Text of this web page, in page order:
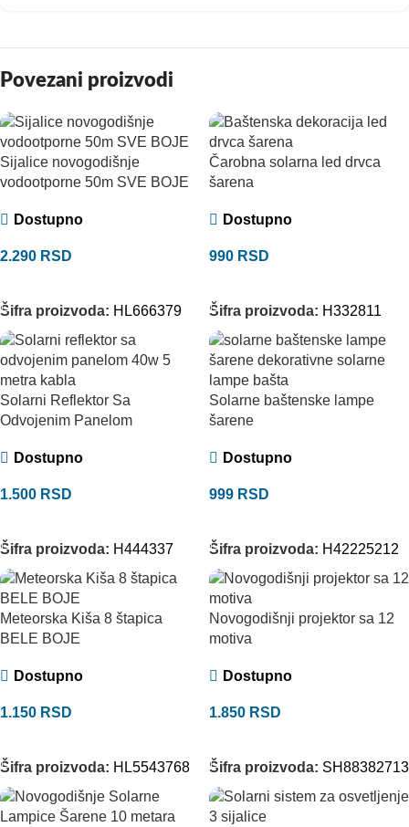
Povezani proizvodi
Sijalice novogodišnje
vodootporne 50m SVE BOJE
Dostupno
2.290 RSD
Šifra proizvoda: HL666379
Čarobna solarna led drvca
šarena
Dostupno
990 RSD
Šifra proizvoda: H332811
Solarni Reflektor Sa
Odvojenim Panelom
Dostupno
1.500 RSD
Šifra proizvoda: H444337
Solarne baštenske lampe
šarene
Dostupno
999 RSD
Šifra proizvoda: H42225212
Meteorska Kiša 8 štapica
BELE BOJE
Dostupno
1.150 RSD
Šifra proizvoda: HL5543768
Novogodišnji projektor sa 12
motiva
Dostupno
1.850 RSD
Šifra proizvoda: SH88382713